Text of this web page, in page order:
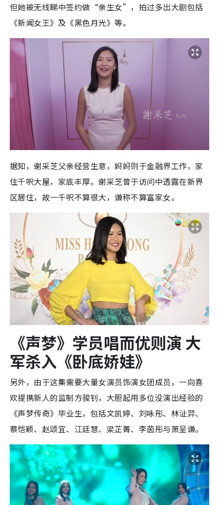
但她被无线睇中签约做“亲生女”，拍过多出大剧包括
《新闻女王》及《黑色月光》等。
据知，谢采芝父亲经营生意，妈妈则于金融界工作，家
住千呎大屋，家底丰厚。谢采芝曾于访问中透露在新界
区居住，故一千呎不算很大，谦称不算富家女。
《声梦》学员唱而优则演大
军杀入《卧底娇娃》
另外，由于这集需要大量女演员饰演女团成员，一向喜
欢提携新人的监制方骏钊，大胆起用多位没演出经验的
《声梦传奇》毕业生，包括文凯婷、刘咏彤、林沚羿、
蔡恺颖、赵颂宜、江廷慧、梁芷菁、李茵彤与萧呈谦。